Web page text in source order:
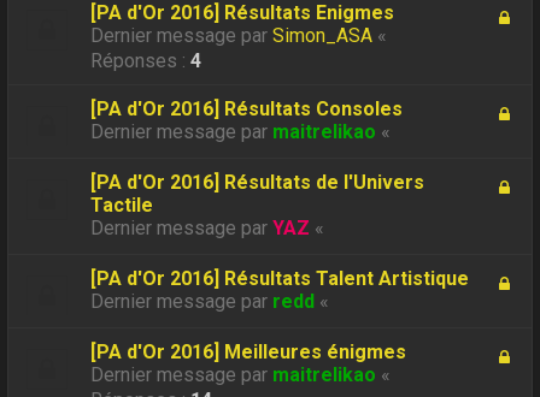
[PA d'Or 2016] Résultats Enigmes
Dernier message parSimon_ASA «
Réponses :4
[PA d'Or 2016] Résultats Consoles
Dernier message par maitrelikao «
[PA d'Or 2016] Résultats de l'Univers
Tactile
Dernier message parYAZ «
[PA d'Or 2016] Résultats Talent Artistique
Dernier message par redd «
[PA d'Or 2016] Meilleures énigmes
Dernier message par maitrelikao «